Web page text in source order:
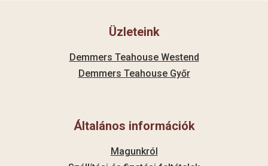
Üzleteink
Demmers Teahouse Westend
Demmers Teahouse Győr
Általános információk
Magunkról